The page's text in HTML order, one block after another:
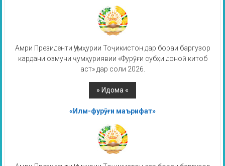
Амри Президенти Ҷумҳурии Тоҷикистон дар бораи баргузор
кардани озмуни ҷумҳуриявии «Фурӯғи субҳи доноӣ китоб
аст» дар соли 2026.
«Илм-фурӯғи маърифат»